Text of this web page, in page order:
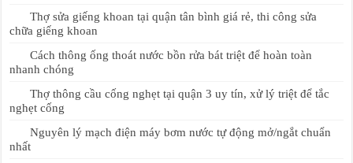
Thợ sửa giếng khoan tại quận tân bình giá rẻ, thi công sửa
chữa giếng khoan
Cách thông ống thoát nước bồn rửa bát triệt để hoàn toàn
nhanh chóng
Thợ thông cầu cống nghẹt tại quận 3 uy tín, xử lý triệt để tắc
nghẹt cống
Nguyên lý mạch điện máy bơm nước tự động mở/ngắt chuẩn
nhất